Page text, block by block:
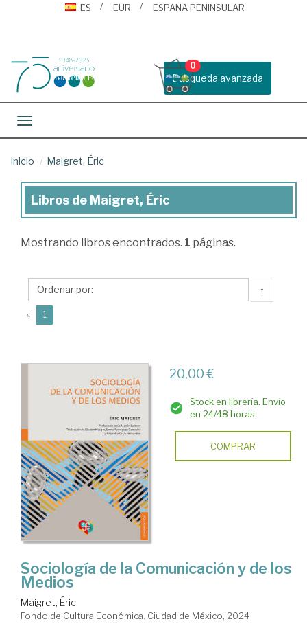
ES
EUR ESPAÑA PENINSULAR
Busqueda avanzada
0
Toggle navigation
Inicio Maigret, Éric
Libros
Maigret,
Libros de Maigret, Éric
Mostrando libros encontrados. 1 páginas.
↑
« 1
20,00 €
Stock en librería. Envío
en 24/48 horas
COMPRAR
Sociología de la Comunicación y de los
Medios
Maigret, Éric
Fondo de Cultura Económica. Ciudad de México, 2024